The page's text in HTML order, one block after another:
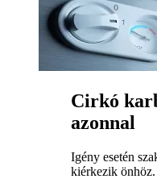
Cirkó
azonnal
Igény esetén
kiérkezik önhöz.